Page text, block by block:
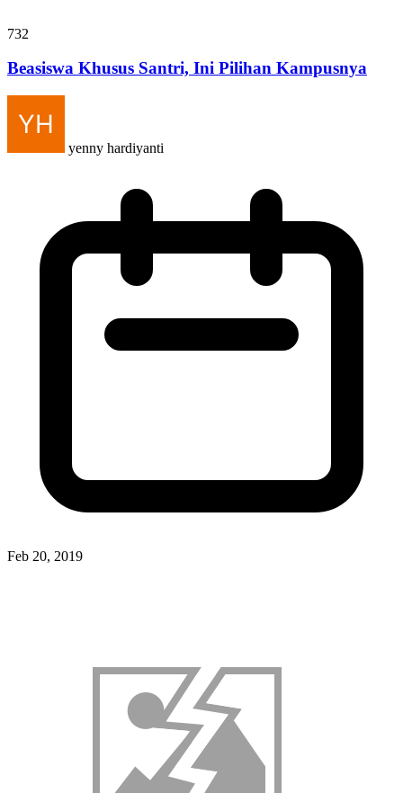
732
Beasiswa Khusus Santri, Ini Pilihan Kampusnya
yenny hardiyanti
Feb 20, 2019